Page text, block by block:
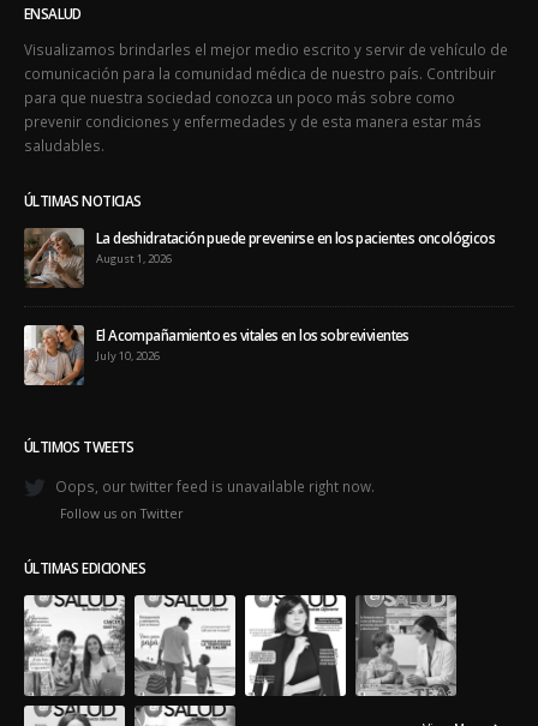
ENSALUD
Visualizamos brindarles el mejor medio escrito y servir de vehículo de
comunicación para la comunidad médica de nuestro país. Contribuir
para que nuestra sociedad conozca un poco más sobre como
prevenir condiciones y enfermedades y de esta manera estar más
saludables.
ÚLTIMAS NOTICIAS
La deshidratación puede prevenirse en los pacientes oncológicos
August 1, 2026
El Acompañamiento es vitales en los sobrevivientes
July 10, 2026
ÚLTIMOS TWEETS
Oops, our twitter feed is unavailable right now.
Follow us on Twitter
ÚLTIMAS EDICIONES